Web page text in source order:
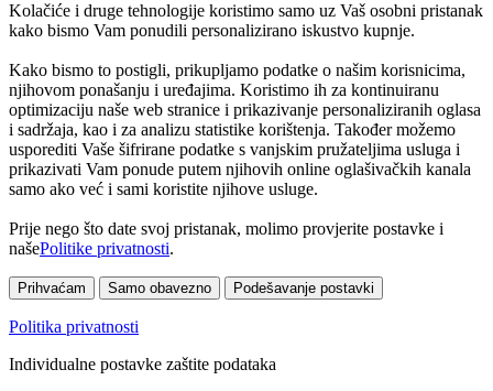
Kolačiće i druge tehnologije koristimo samo uz Vaš osobni pristanak
kako bismo Vam ponudili personalizirano iskustvo kupnje.
Kako bismo to postigli, prikupljamo podatke o našim korisnicima,
njihovom ponašanju i uređajima. Koristimo ih za kontinuiranu
optimizaciju naše web stranice i prikazivanje personaliziranih oglasa
i sadržaja, kao i za analizu statistike korištenja. Također možemo
usporediti Vaše šifrirane podatke s vanjskim pružateljima usluga i
prikazivati Vam ponude putem njihovih online oglašivačkih kanala
samo ako već i sami koristite njihove usluge.
Prije nego što date svoj pristanak, molimo provjerite postavke i
našePolitike privatnosti.
Prihvaćam Samo obavezno Podešavanje postavki
Politika privatnosti
Individualne postavke zaštite podataka